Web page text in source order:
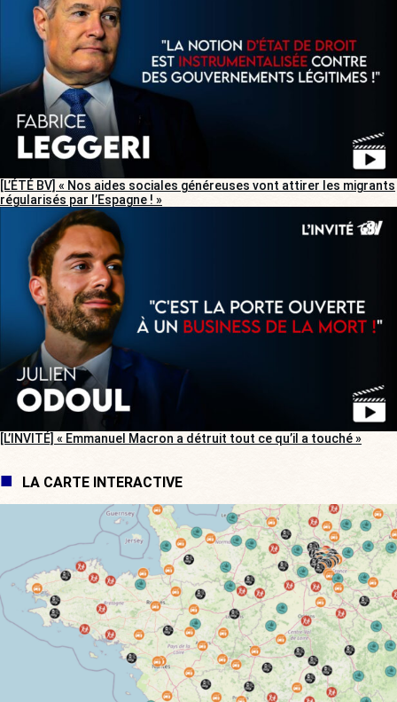
[L’ÉTÉ BV] « Nos aides sociales généreuses vont attirer les migrants
régularisés par l’Espagne ! »
[L’INVITÉ] « Emmanuel Macron a détruit tout ce qu’il a touché »
LA CARTE INTERACTIVE